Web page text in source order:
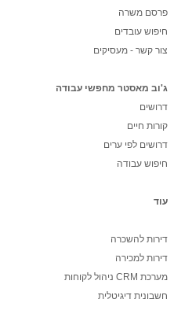
פרסם משרה
חיפוש עובדים
צור קשר - מעסיקים
ג'וב מאסטר מחפשי עבודה
דרושים
קורות חיים
דרושים לפי ערים
חיפוש עבודה
עוד
דירות להשכרה
דירות למכירה
מערכת CRM ניהול לקוחות
חשבונית דיגיטלית